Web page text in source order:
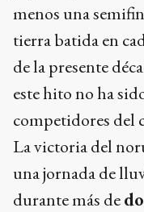
menos una
tierra batida en
de la presente
este hito no ha
competidores del
La victoria del
una jornada de
durante más de